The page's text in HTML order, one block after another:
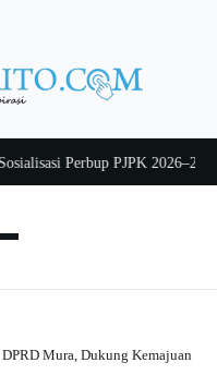
Perbup PJPK 2026–2030
DPRD Mura, Dukung Kemajuan